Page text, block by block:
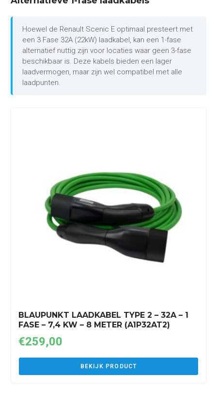
Hoewel de Renault Scenic E optimaal presteert met
een 3 Fase 32A (22kW) laadkabel, kan een 1-fase
alternatief nuttig zijn voor locaties waar geen 3-fase
beschikbaar is. Deze kabels bieden een lager
laadvermogen, maar zijn wel compatibel met alle
laadpunten.
BLAUPUNKT LAADKABEL TYPE 2 – 32A – 1
FASE – 7,4 KW – 8 METER (A1P32AT2)
€259,00
BEKIJK PRODUCT